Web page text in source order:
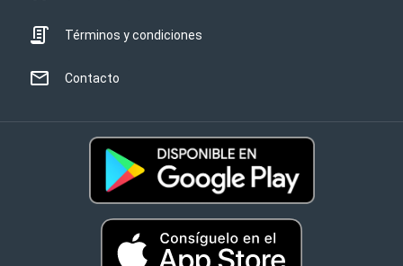
Términos y condiciones
Contacto